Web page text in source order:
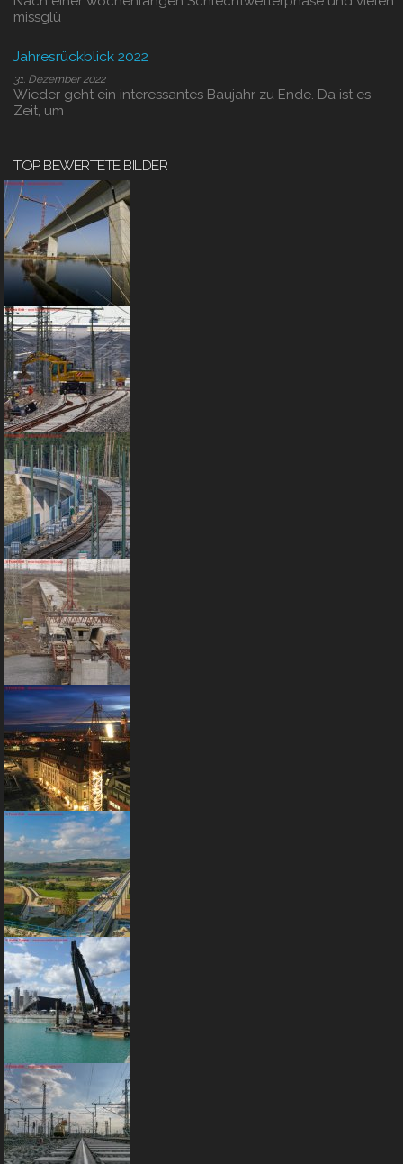
missglü
Jahresrückblick 2022
31. Dezember 2022
Wieder geht ein interessantes Baujahr zu Ende. Da ist es
Zeit, um
TOP BEWERTETE BILDER